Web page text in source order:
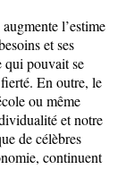
l’estime
et ses
qui pouvait se
En outre, le
ou même
et notre
de célèbres
continuent